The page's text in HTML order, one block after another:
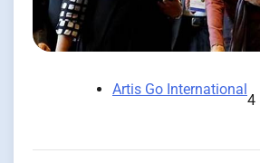
Artis Go International
4